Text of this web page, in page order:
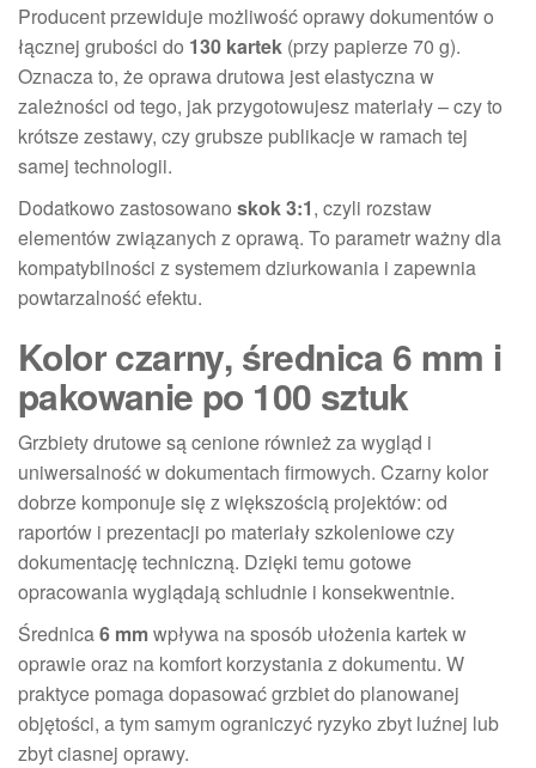
Producent przewiduje możliwość oprawy dokumentów o
łącznej grubości do 130 kartek (przy papierze 70 g).
Oznacza to, że oprawa drutowa jest elastyczna w
zależności od tego, jak przygotowujesz materiały – czy to
krótsze zestawy, czy grubsze publikacje w ramach tej
samej technologii.
Dodatkowo zastosowano skok 3:1, czyli rozstaw
elementów związanych z oprawą. To parametr ważny dla
kompatybilności z systemem dziurkowania i zapewnia
powtarzalność efektu.
Kolor czarny, średnica 6 mm i
pakowanie po 100 sztuk
Grzbiety drutowe są cenione również za wygląd i
uniwersalność w dokumentach firmowych. Czarny kolor
dobrze komponuje się z większością projektów: od
raportów i prezentacji po materiały szkoleniowe czy
dokumentację techniczną. Dzięki temu gotowe
opracowania wyglądają schludnie i konsekwentnie.
Średnica6 mmwpływa na sposób ułożenia kartek w
oprawie oraz na komfort korzystania z dokumentu. W
praktyce pomaga dopasować grzbiet do planowanej
objętości, a tym samym ograniczyć ryzyko zbyt luźnej lub
zbyt ciasnej oprawy.